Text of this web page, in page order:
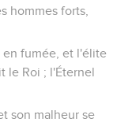
hommes forts,
en fumée, et l'élite
le Roi ; l'Éternel
son malheur se